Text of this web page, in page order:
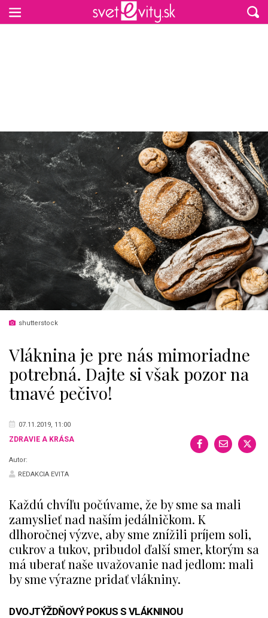
shutterstock
Vláknina je pre nás mimoriadne
potrebná. Dajte si však pozor na
tmavé pečivo!
07.11.2019, 11:00
ZDRAVIE A KRÁSA
Autor:
REDAKCIA EVITA
Každú chvíľu počúvame, že by sme sa mali
zamyslieť nad naším jedálničkom. K
dlhoročnej výzve, aby sme znížili príjem soli,
cukrov a tukov, pribudol ďalší smer, ktorým sa
má uberať naše uvažovanie nad jedlom: mali
by sme výrazne pridať vlákniny.
DVOJTÝŽDŇOVÝ POKUS S VLÁKNINOU